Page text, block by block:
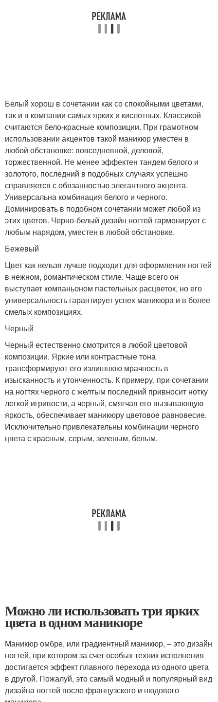
Белый хорош в сочетании как со спокойными цветами,
так и в компании самых ярких и кислотных. Классикой
считаются бело-красные композиции. При грамотном
использовании акцентов такой маникюр уместен в
любой обстановке: повседневной, деловой,
торжественной. Не менее эффектен тандем белого и
золотого, последний в подобных случаях успешно
справляется с обязанностью элегантного акцента.
Универсальна комбинация белого и черного.
Доминировать в подобном сочетании может любой из
этих цветов. Черно-белый дизайн ногтей гармонирует с
любым нарядом, уместен в любой обстановке.
Бежевый
Цвет как нельзя лучше подходит для оформления ногтей
в нежном, романтическом стиле. Чаще всего он
выступает компаньоном пастельных расцветок, но его
универсальность гарантирует успех маникюра и в более
смелых композициях.
Черный
Черный естественно смотрится в любой цветовой
композиции. Яркие или контрастные тона
трансформируют его излишнюю мрачность в
изысканность и утонченность. К примеру, при сочетании
на ногтях черного с желтым последний привносит нотку
легкой игривости, а черный, смягчая его вызывающую
яркость, обеспечивает маникюру цветовое равновесие.
Исключительно привлекательны комбинации черного
цвета с красным, серым, зеленым, белым.
Можно ли использовать три ярких
цвета в одном маникюре
Маникюр омбре, или градиентный маникюр, – это дизайн
ногтей, при котором за счет особых техник исполнения
достигается эффект плавного перехода из одного цвета
в другой. Пожалуй, это самый модный и популярный вид
дизайна ногтей после французского и нюдового